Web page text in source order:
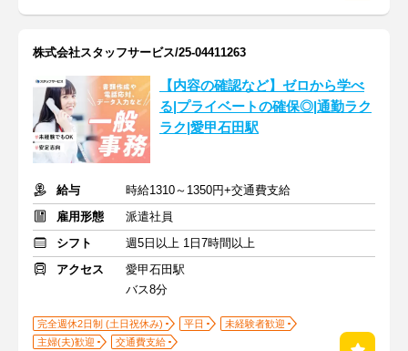
株式会社スタッフサービス/25-04411263
【内容の確認など】ゼロから学べ
る|プライベートの確保◎|通勤ラク
ラク|愛甲石田駅
給与
時給1310～1350円+交通費支給
雇用形態
派遣社員
シフト
週5日以上 1日7時間以上
アクセス
愛甲石田駅
バス8分
完全週休2日制 (土日祝休み) 平日
未経験者歓迎
主婦(夫)歓迎
交通費支給